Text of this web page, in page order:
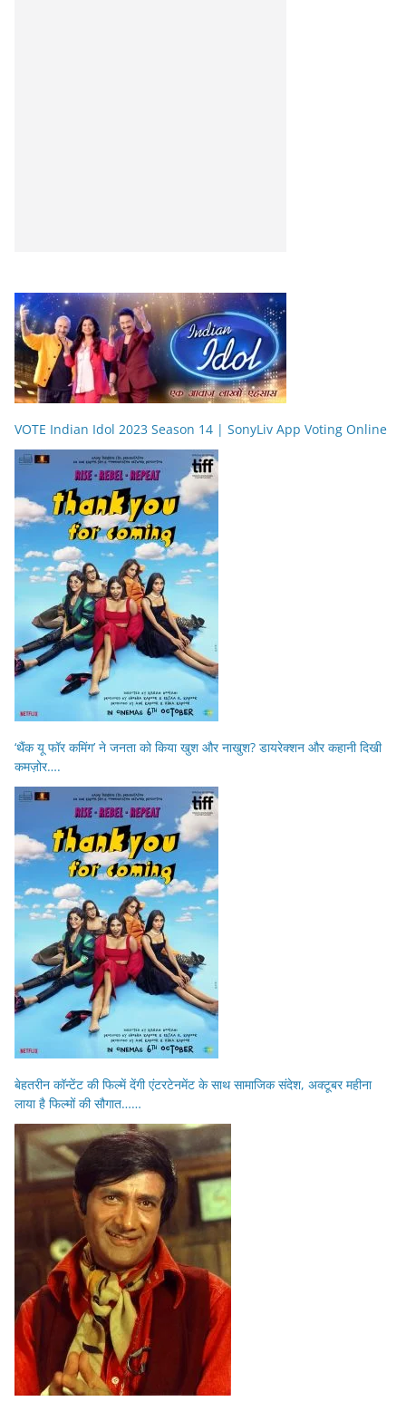
VOTE Indian Idol 2023 Season 14 | SonyLiv App Voting Online
‘थैंक यू फॉर कमिंग’ ने जनता को किया खुश और नाखुश? डायरेक्शन और कहानी दिखी
कमज़ोर….
बेहतरीन कॉन्टेंट की फिल्में देंगी एंटरटेनमेंट के साथ सामाजिक संदेश, अक्टूबर महीना
लाया है फिल्मों की सौगात……